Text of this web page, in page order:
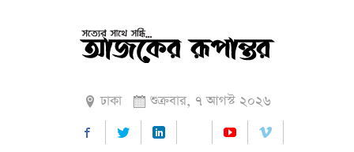
ঢাকা শুক্রবার, ৭ আগস্ট ২০২৬